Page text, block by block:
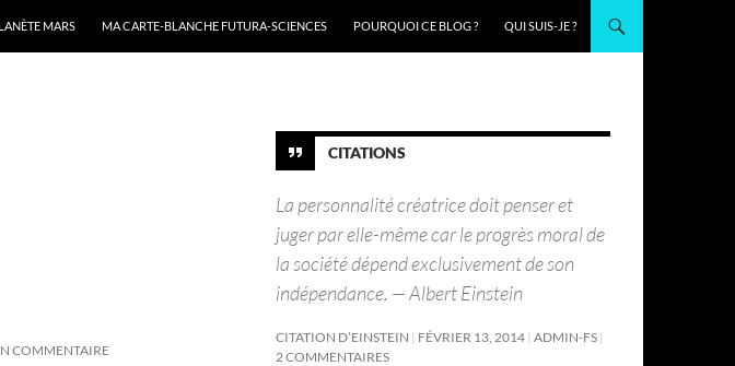
MARS
MA CARTE-BLANCHE FUTURA-SCIENCES POURQUOI CE BLOG ? QUI SUIS-JE ?
COMMENTAIRE
CITATIONS
La personnalité créatrice doit penser et
juger par elle-même car le progrès moral de
la société dépend exclusivement de son
indépendance. — Albert Einstein
CITATION D’EINSTEIN FÉVRIER 13, 2014 ADMIN-FS
2 COMMENTAIRES